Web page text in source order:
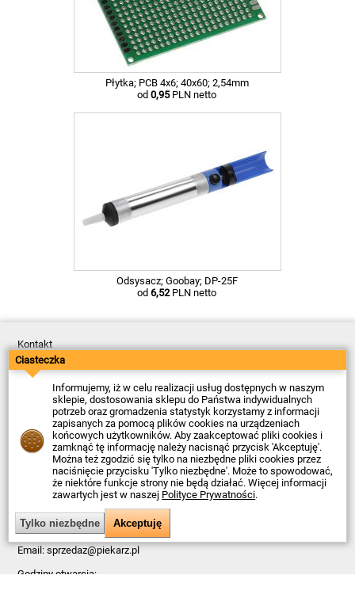
Płytka; PCB 4x6; 40x60; 2,54mm
od 0,95PLN netto
Odsysacz; Goobay; DP-25F
od 6,52PLN netto
Kontakt
Dostawa
Płatność
Zwroty
Reklamacje
Regulamin
Polityka Prywatności
O Firmie
Data ostatniej aktualizacji: 2026-08-06
© Firma Piekarz Sp. z o.o. 2000-2026
Sklep elektroniczny Firma Piekarz Sp. z o.o.
ul. Wólczyńska 206
01-919 Warszawa
NIP: 118-15-77-240
Email:sprzedaz@piekarz.pl
Godziny otwarcia:
Ciasteczka
Informujemy, iż w celu realizacji usług dostępnych w naszym
sklepie, dostosowania sklepu do Państwa indywidualnych
potrzeb oraz gromadzenia statystyk korzystamy z informacji
zapisanych za pomocą plików cookies na urządzeniach
końcowych użytkowników. Aby zaakceptować pliki cookies i
zamknąć tę informację należy nacisnąć przycisk 'Akceptuję'.
Można też zgodzić się tylko na niezbędne pliki cookies przez
naciśnięcie przycisku 'Tylko niezbędne'. Może to spowodować,
że niektóre funkcje strony nie będą działać. Więcej informacji
zawartych jest w naszej Polityce Prywatności.